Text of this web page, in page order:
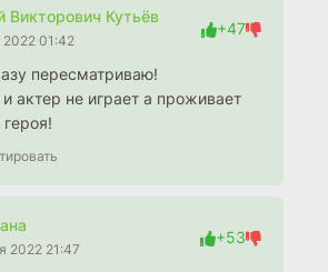
Викторович Кутьёв
2022 01:42
+47
пересматриваю!
актер не играет а проживает
2022 21:47
+53